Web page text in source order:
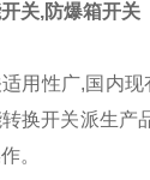
关,防爆箱开关
用性广,国内
换开关派生产
。